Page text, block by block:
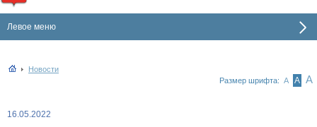
Левое меню
Новости
Размер шрифта: А А А
16.05.2022